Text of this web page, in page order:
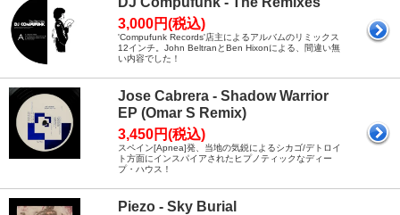
3,000円(税込)
'Compufunk Records'店主によるアルバムのリミックス
12インチ。John BeltranとBen Hixonによる、間違い無
い内容でした！
Jose Cabrera - Shadow Warrior
EP (Omar S Remix)
3,450円(税込)
スペイン[Apnea]発、当地の気鋭によるシカゴ/デトロイ
ト方面にインスパイアされたヒプノティックなディー
プ・ハウス！
Piezo - Sky Burial